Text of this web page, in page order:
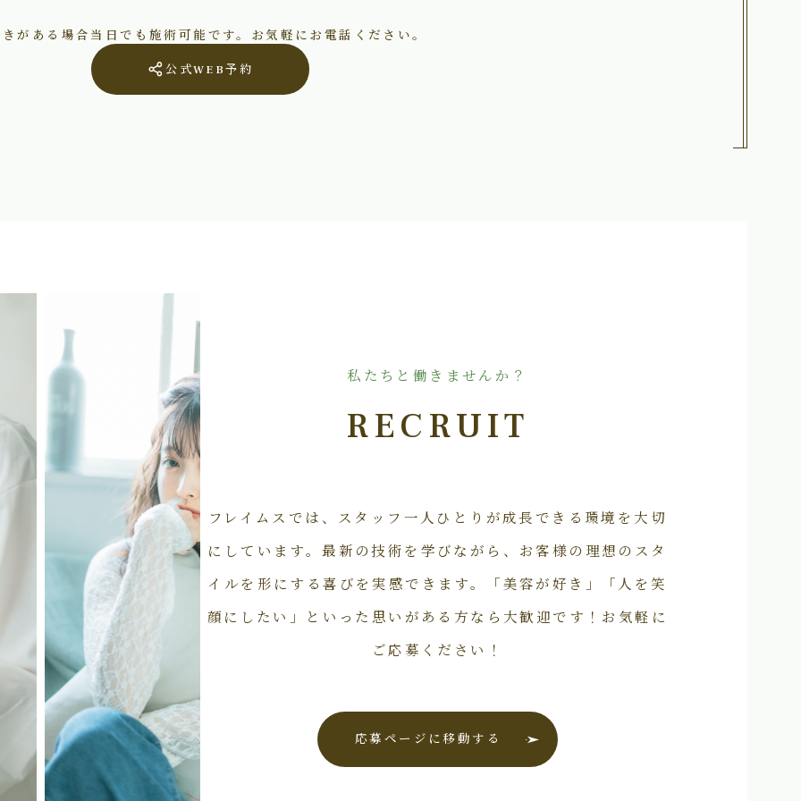
がある場合当日でも施術可能です。お気軽にお電話ください。
公式WEB予約
私たちと働きませんか？
RECRUIT
フレイムスでは、スタッフ一人ひとりが成長できる環境を大切
にしています。最新の技術を学びながら、お客様の理想のスタ
イルを形にする喜びを実感できます。「美容が好き」「人を笑
顔にしたい」といった思いがある方なら大歓迎です！お気軽に
ご応募ください！
応募ページに移動する